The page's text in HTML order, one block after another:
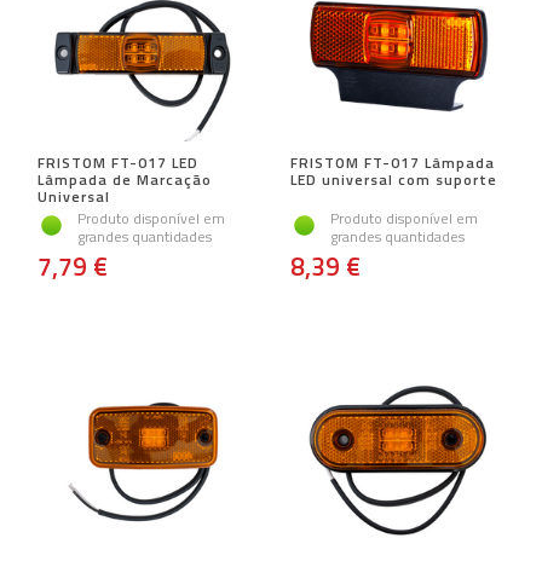
FRISTOM FT-017 LED
Lâmpada de Marcação
Universal
Produto disponível em
grandes quantidades
7,79 €
FRISTOM FT-017 Lâmpada
LED universal com suporte
Produto disponível em
grandes quantidades
8,39 €